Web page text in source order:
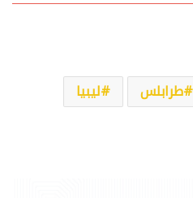
طرابلس
ليبيا